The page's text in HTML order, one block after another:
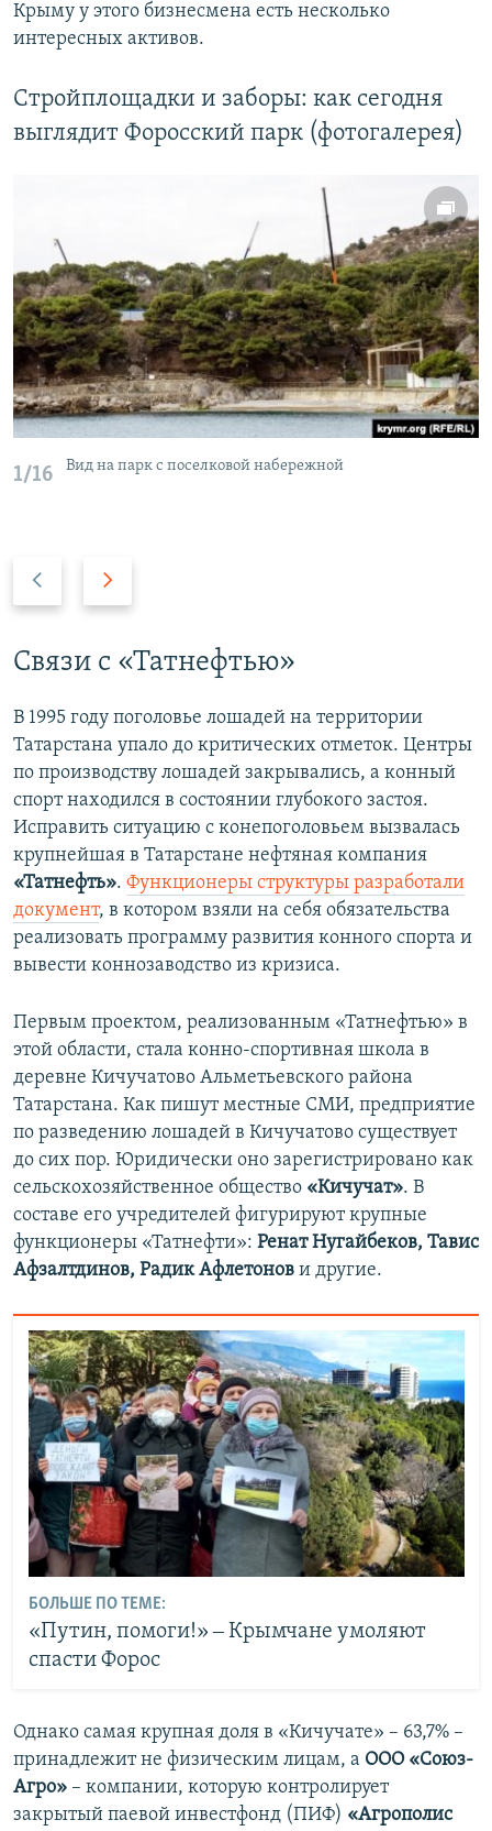
Крыму у этого бизнесмена есть несколько
интересных активов.
Стройплощадки и заборы: как сегодня
выглядит Форосский парк (фотогалерея)
1/16 Вид на парк с поселковой набережной
д
д
у
й
й
д
д
л
й
д
Связи с «Татнефтью»
В 1995 году поголовье лошадей на территории
Татарстана упало до критических отметок. Центры
по производству лошадей закрывались, а конный
спорт находился в состоянии глубокого застоя.
Исправить ситуацию с конепоголовьем вызвалась
крупнейшая в Татарстане нефтяная компания
«Татнефть». Функционеры структуры разработали
документ, в котором взяли на себя обязательства
реализовать программу развития конного спорта и
вывести коннозаводство из кризиса.
Первым проектом, реализованным «Татнефтью» в
этой области, стала конно-спортивная школа в
деревне Кичучатово Альметьевского района
Татарстана. Как пишут местные СМИ, предприятие
по разведению лошадей в Кичучатово существует
до сих пор. Юридически оно зарегистрировано как
сельскохозяйственное общество «Кичучат». В
составе его учредителей фигурируют крупные
функционеры «Татнефти»: Ренат Нугайбеков, Тавис
Афзалтдинов, Радик Афлетонов и другие.
БОЛЬШЕ ПО ТЕМЕ:
«Путин, помоги!» ‒ Крымчане умоляют
спасти Форос
Однако самая крупная доля в «Кичучате» – 63,7% –
принадлежит не физическим лицам, а ООО «Союз-
Агро» – компании, которую контролирует
закрытый паевой инвестфонд (ПИФ) «Агрополис